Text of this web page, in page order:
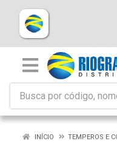
INÍCIO
TEMPEROS E